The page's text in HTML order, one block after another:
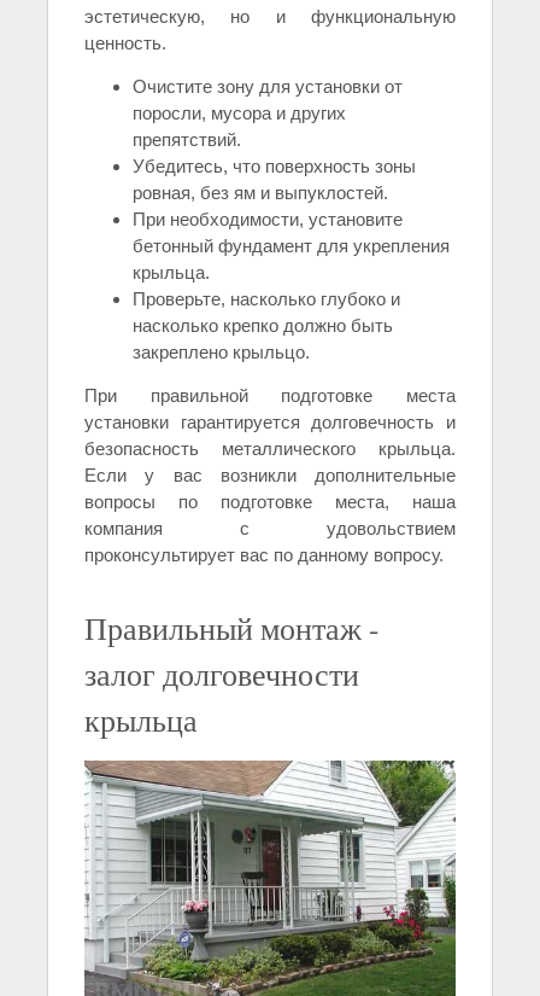
эстетическую, но и функциональную
ценность.
Очистите зону для установки от
поросли, мусора и других
препятствий.
Убедитесь, что поверхность зоны
ровная, без ям и выпуклостей.
При необходимости, установите
бетонный фундамент для укрепления
крыльца.
Проверьте, насколько глубоко и
насколько крепко должно быть
закреплено крыльцо.
При правильной подготовке места
установки гарантируется долговечность и
безопасность металлического крыльца.
Если у вас возникли дополнительные
вопросы по подготовке места, наша
компания с удовольствием
проконсультирует вас по данному вопросу.
Правильный монтаж -
залог долговечности
крыльца